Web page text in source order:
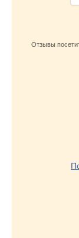
Отзывы